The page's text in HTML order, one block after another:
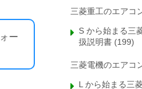
ー
三菱重工のエアコ
S から始まる三
扱説明書 (199)
三菱電機のエアコ
L から始まる三